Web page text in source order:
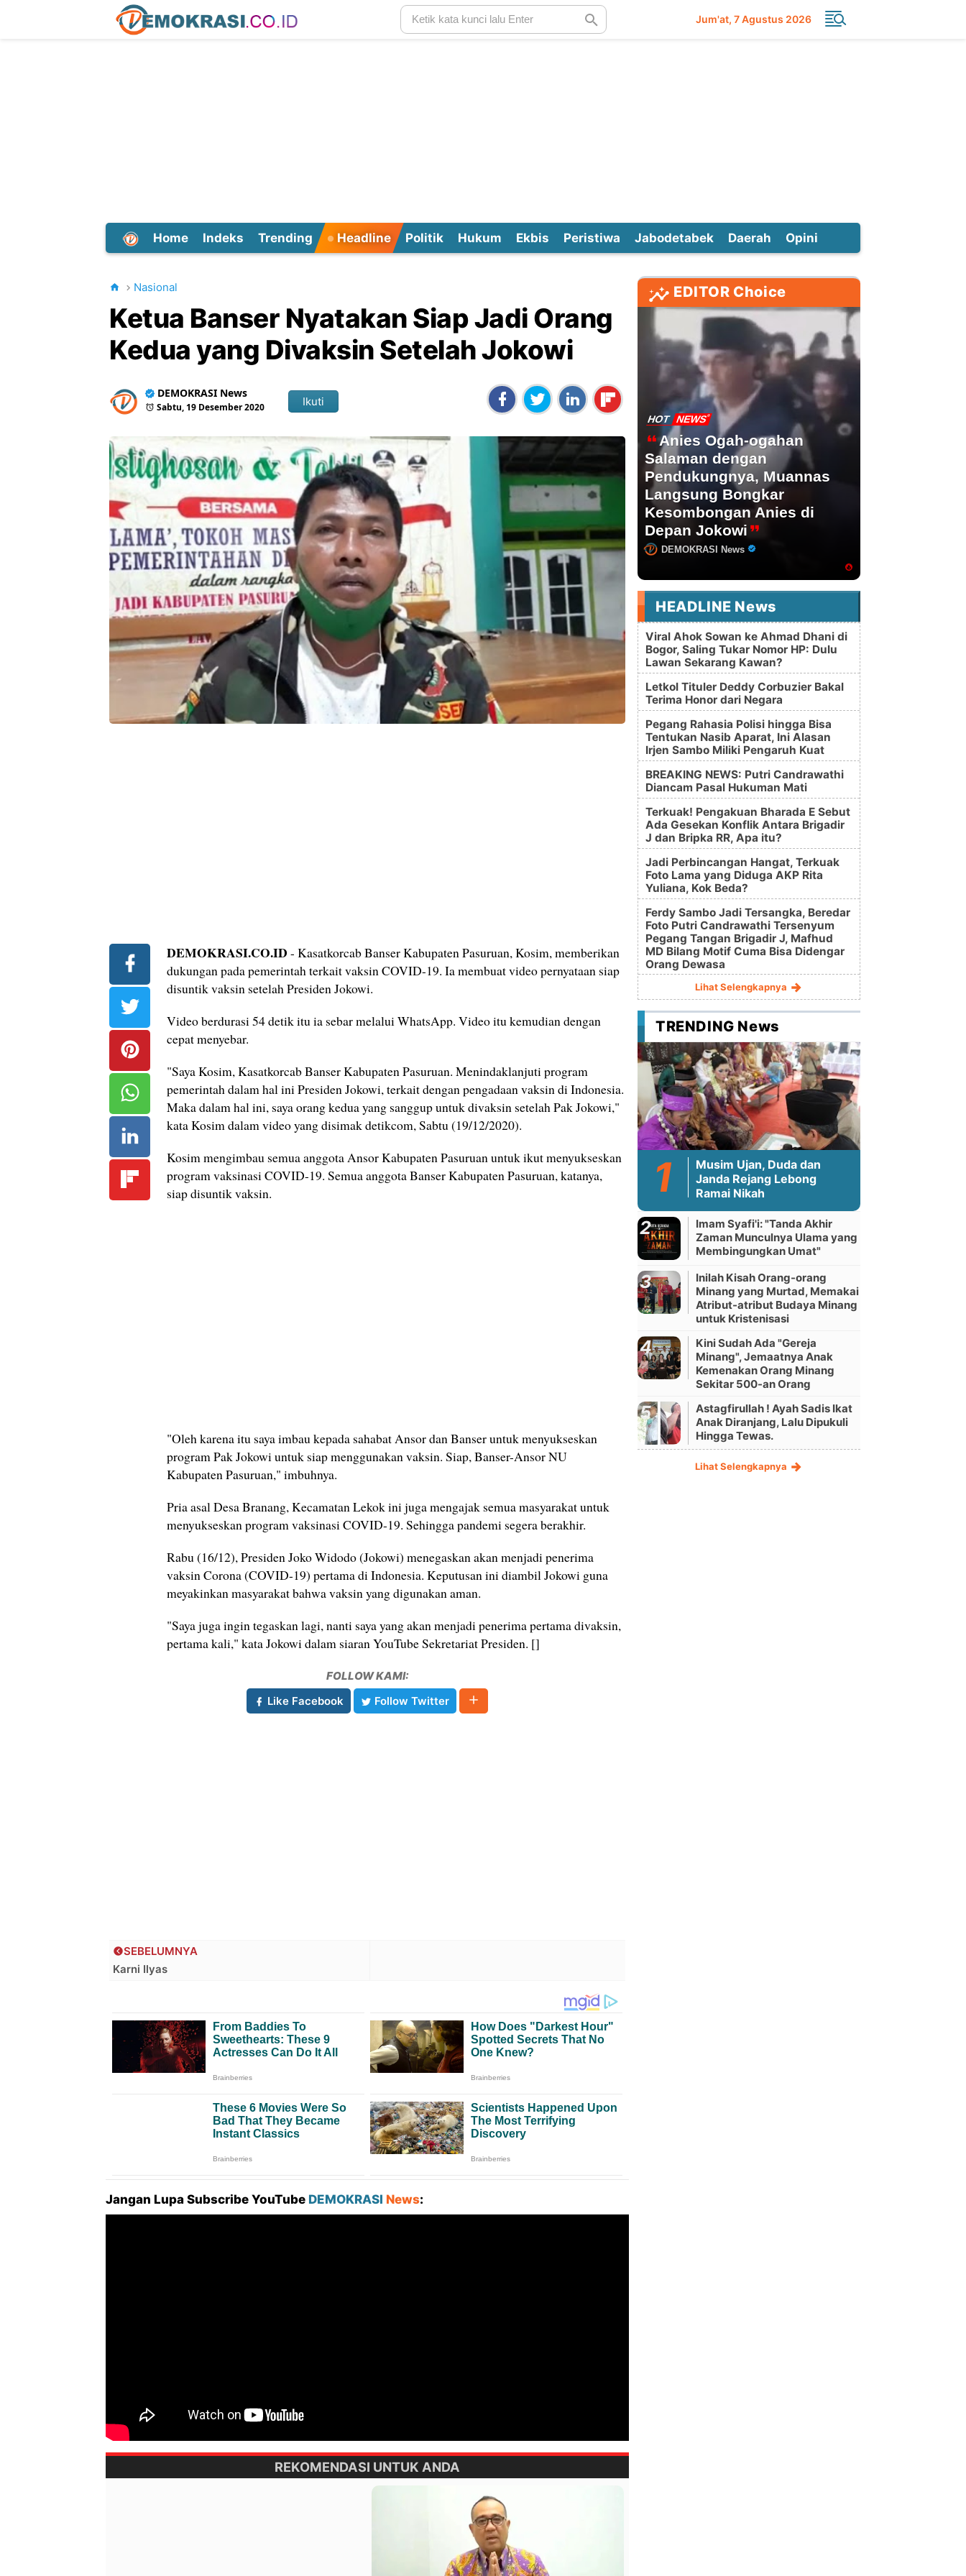
Jum'at 7 Agustus 2026
Home Indeks Trending Headline Politik Hukum Ekbis Peristiwa Jabodetabek Daerah Opini
Nasional
Ketua Banser Nyatakan Siap Jadi Orang
Kedua yang Divaksin Setelah Jokowi
DEMOKRASI News
Sabtu, 19 Desember 2020 Ikuti
DEMOKRASI.CO.ID - Kasatkorcab Banser Kabupaten Pasuruan, Kosim, memberikan
dukungan pada pemerintah terkait vaksin COVID-19. Ia membuat video pernyataan siap
disuntik vaksin setelah Presiden Jokowi.
Video berdurasi 54 detik itu ia sebar melalui WhatsApp. Video itu kemudian dengan
cepat menyebar.
"Saya Kosim, Kasatkorcab Banser Kabupaten Pasuruan. Menindaklanjuti program
pemerintah dalam hal ini Presiden Jokowi, terkait dengan pengadaan vaksin di Indonesia.
Maka dalam hal ini, saya orang kedua yang sanggup untuk divaksin setelah Pak Jokowi,"
kata Kosim dalam video yang disimak detikcom, Sabtu (19/12/2020).
Kosim mengimbau semua anggota Ansor Kabupaten Pasuruan untuk ikut menyukseskan
program vaksinasi COVID-19. Semua anggota Banser Kabupaten Pasuruan, katanya,
siap disuntik vaksin.
"Oleh karena itu saya imbau kepada sahabat Ansor dan Banser untuk menyukseskan
program Pak Jokowi untuk siap menggunakan vaksin. Siap, Banser-Ansor NU
Kabupaten Pasuruan," imbuhnya.
Pria asal Desa Branang, Kecamatan Lekok ini juga mengajak semua masyarakat untuk
menyukseskan program vaksinasi COVID-19. Sehingga pandemi segera berakhir.
Rabu (16/12), Presiden Joko Widodo (Jokowi) menegaskan akan menjadi penerima
vaksin Corona (COVID-19) pertama di Indonesia. Keputusan ini diambil Jokowi guna
meyakinkan masyarakat bahwa vaksin yang digunakan aman.
"Saya juga ingin tegaskan lagi, nanti saya yang akan menjadi penerima pertama divaksin,
pertama kali," kata Jokowi dalam siaran YouTube Sekretariat Presiden. []
FOLLOW KAMI:
Like Facebook
Follow Twitter
SEBELUMNYA
Karni Ilyas
Jangan Lupa Subscribe YouTube DEMOKRASI News:
REKOMENDASI UNTUK ANDA
EDITOR Choice
HOT NEWS
Anies Ogah-ogahan
Salaman dengan
Pendukungnya, Muannas
Langsung Bongkar
Kesombongan Anies di
Depan Jokowi
DEMOKRASI News
HEADLINE News
Viral Ahok Sowan ke Ahmad Dhani di
Bogor, Saling Tukar Nomor HP: Dulu
Lawan Sekarang Kawan?
Letkol Tituler Deddy Corbuzier Bakal
Terima Honor dari Negara
Pegang Rahasia Polisi hingga Bisa
Tentukan Nasib Aparat, Ini Alasan
Irjen Sambo Miliki Pengaruh Kuat
BREAKING NEWS: Putri Candrawathi
Diancam Pasal Hukuman Mati
Terkuak! Pengakuan Bharada E Sebut
Ada Gesekan Konflik Antara Brigadir
J dan Bripka RR, Apa itu?
Jadi Perbincangan Hangat, Terkuak
Foto Lama yang Diduga AKP Rita
Yuliana, Kok Beda?
Ferdy Sambo Jadi Tersangka, Beredar
Foto Putri Candrawathi Tersenyum
Pegang Tangan Brigadir J, Mafhud
MD Bilang Motif Cuma Bisa Didengar
Orang Dewasa
Lihat Selengkapnya
TRENDING News
Musim Ujan, Duda dan
Janda Rejang Lebong
Ramai Nikah
Imam Syafi'i: "Tanda Akhir
Zaman Munculnya Ulama yang
Membingungkan Umat"
Inilah Kisah Orang-orang
Minang yang Murtad, Memakai
Atribut-atribut Budaya Minang
untuk Kristenisasi
Kini Sudah Ada "Gereja
Minang", Jemaatnya Anak
Kemenakan Orang Minang
Sekitar 500-an Orang
Astagfirullah ! Ayah Sadis Ikat
Anak Diranjang, Lalu Dipukuli
Hingga Tewas.
Lihat Selengkapnya